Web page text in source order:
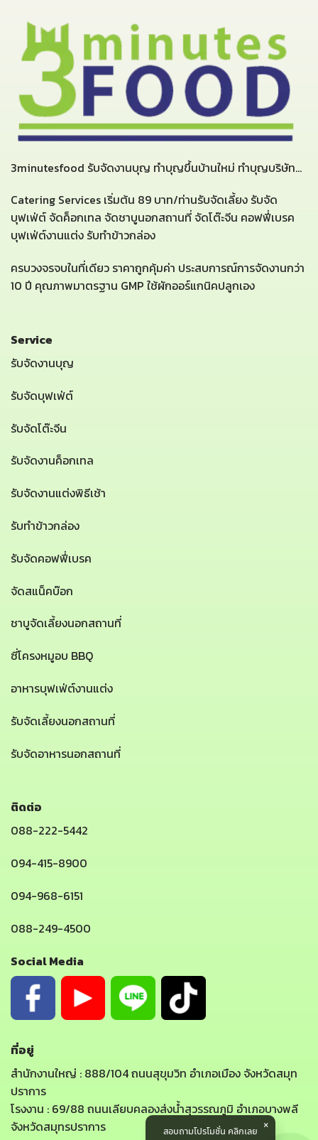
3minutesfood รับจัดงานบุญ ทำบุญขึ้นบ้านใหม่ ทำบุญบริษัท...
Catering Services เริ่มต้น 89 บาท/ท่านรับจัดเลี้ยง รับจัด
บุฟเฟ่ต์ จัดค็อกเทล จัดชาบูนอกสถานที่ จัดโต๊ะจีน คอฟฟี่เบรค
บุฟเฟ่ต์งานแต่ง รับทำข้าวกล่อง
ครบวงจรจบในที่เดียว ราคาถูกคุ้มค่า ประสบการณ์การจัดงานกว่า
10 ปี คุณภาพมาตรฐาน GMP ใช้ผักออร์แกนิคปลูกเอง
Service
รับจัดงานบุญ
รับจัดบุฟเฟ่ต์
รับจัดโต๊ะจีน
รับจัดงานค็อกเทล
รับจัดงานแต่งพิธีเช้า
รับทำข้าวกล่อง
รับจัดคอฟฟี่เบรค
จัดสแน็คบ๊อก
ชาบูจัดเลี้ยงนอกสถานที่
ซี่โครงหมูอบ BBQ
อาหารบุฟเฟ่ต์งานแต่ง
รับจัดเลี้ยงนอกสถานที่
รับจัดอาหารนอกสถานที่
ติดต่อ
088-222-5442
094-415-8900
094-968-6151
088-249-4500
Social Media
ที่อยู่
สำนักงานใหญ่ : 888/104 ถนนสุขุมวิท อำเภอเมือง จังหวัดสมุท
ปราการ
โรงงาน : 69/88 ถนนเลียบคลองส่งน้ำสุวรรณภูมิ อำเภอบางพลี
จังหวัดสมุทรปราการ
สอบถามโปรโมชั่น คลิกเลย